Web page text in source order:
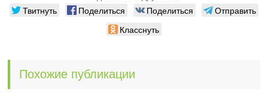
Твитнуть Поделиться Поделиться
Отправить
Класснуть
Похожие публикации